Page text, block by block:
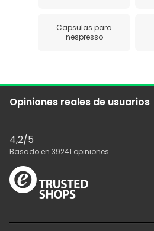
Capsulas para
nespresso
Opiniones reales de usuarios
4,2/5
Basado en 39241 opiniones